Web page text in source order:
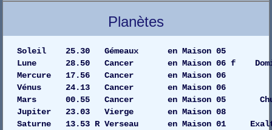
Planètes
Soleil 25.30 Gémeaux en
Lune 28.50 Cancer en Maison 06 f
Mercure 17.56 Cancer en
Vénus 24.13 Cancer en
Mars 00.55 Cancer en Maison 05
Jupiter 23.03 Vierge en
Saturne 13.53 R Verseau en Maison 01